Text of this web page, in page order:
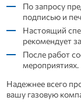
По запросу
подписью и
Настоящий
рекомендует
После работ
мероприятиях.
Надежнее всего
вашу газовую